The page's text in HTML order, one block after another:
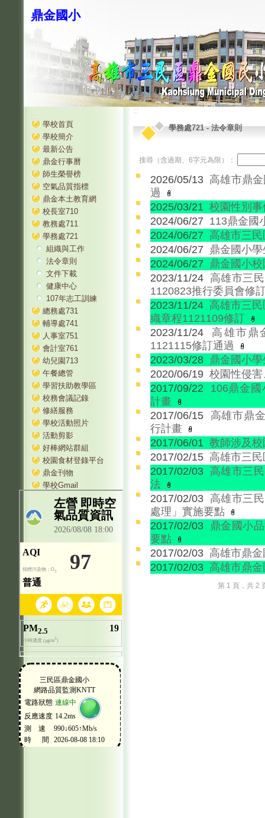
鼎金國小
:::
學校首頁
學校簡介
最新公告
鼎金行事曆
師生榮譽榜
空氣品質指標
鼎金本土教育網
校長室710
教務處711
學務處721
組織與工作
法令章則
文件下載
健康中心
107年志工訓練
總務處731
輔導處741
人事室751
會計室761
幼兒園713
午餐總管
學習扶助教學區
校務會議記錄
修繕服務
學校活動照片
活動剪影
好棒網站群組
校園食材登錄平台
鼎金刊物
學校Gmail
:::
學務處721-法令章則
搜尋（含過期、6字元為限）：
2026/05/13 高雄市鼎
過
2025/03/21 校園性別
2024/06/27 113鼎金國
2024/06/27 高雄市三
2024/06/27 鼎金國小
2024/06/27 鼎金國小
2023/11/24 高雄市三
1120823推行委員會修
2023/11/24 高雄市三
織章程1121109修訂
2023/11/24 高雄市鼎
1121115修訂通過
2023/03/28 鼎金國小
2020/06/19 校園性侵
2017/09/22 106鼎金
計畫
2017/06/15 高雄市鼎
行計畫
2017/06/01 教師涉及
2017/02/15 高雄市三
2017/02/03 高雄市三
法
2017/02/03 高雄市三
處理」實施要點
2017/02/03 鼎金國小
要點
2017/02/03 高雄市鼎
2017/02/03 高雄市鼎
第 1 頁，共